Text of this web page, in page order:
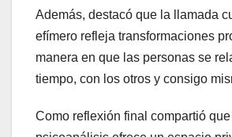
Además, destacó que la llamada
efímero refleja transformaciones
manera en que las personas se
tiempo, con los otros y consigo
Como reflexión final compartió que